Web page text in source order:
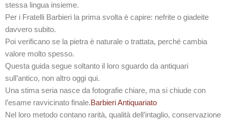
stessa lingua insieme.
Per i Fratelli Barbieri la prima svolta è capire: nefrite o giadeite
davvero subito.
Poi verificano se la pietra è naturale o trattata, perché cambia
valore molto spesso.
Questa guida segue soltanto il loro sguardo da antiquari
sull’antico, non altro oggi qui.
Una stima seria nasce da fotografie chiare, ma si chiude con
l’esame ravvicinato finale.Barbieri Antiquariato
Nel loro metodo contano rarità, qualità dell’intaglio, conservazione